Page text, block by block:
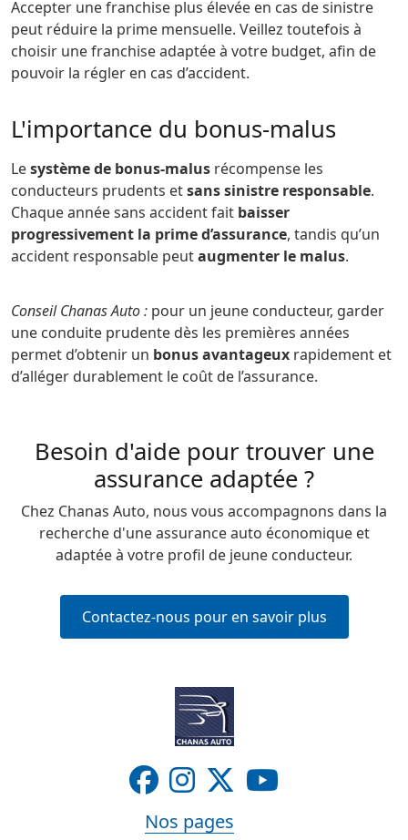
Accepter une franchise plus élevée en cas de sinistre
peut réduire la prime mensuelle. Veillez toutefois à
choisir une franchise adaptée à votre budget, afin de
pouvoir la régler en cas d’accident.
L'importance du bonus-malus
Lesystème de bonus-malus récompense les
conducteurs prudents etsans sinistre responsable.
Chaque année sans accident fait baisser
progressivement la prime d’assurance, tandis qu’un
accident responsable peutaugmenter le malus.
Conseil Chanas Auto : pour un jeune conducteur, garder
une conduite prudente dès les premières années
permet d’obtenir un bonus avantageux rapidement et
d’alléger durablement le coût de l’assurance.
Besoin d'aide pour trouver une
assurance adaptée ?
Chez Chanas Auto, nous vous accompagnons dans la
recherche d'une assurance auto économique et
adaptée à votre profil de jeune conducteur.
Contactez-nous pour en savoir plus
Nos pages